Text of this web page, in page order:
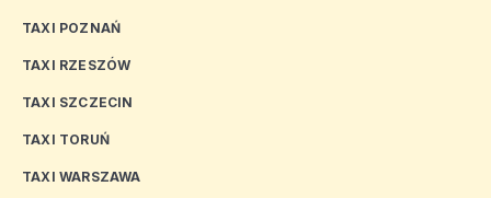
TAXI POZNAŃ
TAXI RZESZÓW
TAXI SZCZECIN
TAXI TORUŃ
TAXI WARSZAWA